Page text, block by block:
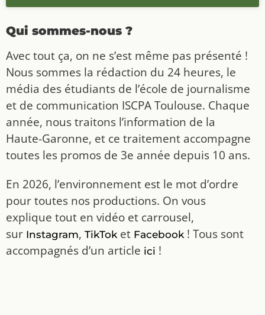
Qui sommes-nous ?
Avec tout ça, on ne s’est même pas présenté !
Nous sommes la rédaction du 24 heures, le
média des étudiants de l’école de journalisme
et de communication ISCPA Toulouse. Chaque
année, nous traitons l’information de la
Haute-Garonne, et ce traitement accompagne
toutes les promos de 3e année depuis 10 ans.
En 2026, l’environnement est le mot d’ordre
pour toutes nos productions. On vous
explique tout en vidéo et carrousel,
sur Instagram, TikToket Facebook! Tous sont
accompagnés d’un article ici !